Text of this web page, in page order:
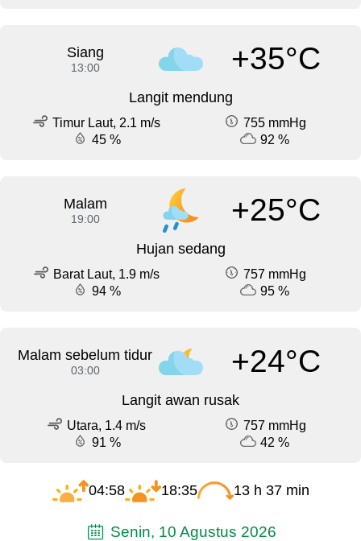
Siang
13:00 +35°C
Langit mendung
Timur Laut, 2.1 m/s
755 mmHg
45 %
92 %
Malam
19:00 +25°C
Hujan sedang
Barat Laut, 1.9 m/s
757 mmHg
94 %
95 %
Malam sebelum tidur
03:00 +24°C
Langit awan rusak
Utara, 1.4 m/s
757 mmHg
91 %
42 %
04:58 18:35 13 h 37 min
Senin, 10 Agustus 2026